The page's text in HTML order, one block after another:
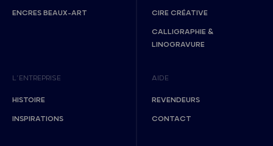
ENCRES BEAUX-ART CIRE CRÉATIVE
CALLIGRAPHIE &
LINOGRAVURE
L’ENTREPRISE
HISTOIRE
INSPIRATIONS
AIDE
REVENDEURS
CONTACT